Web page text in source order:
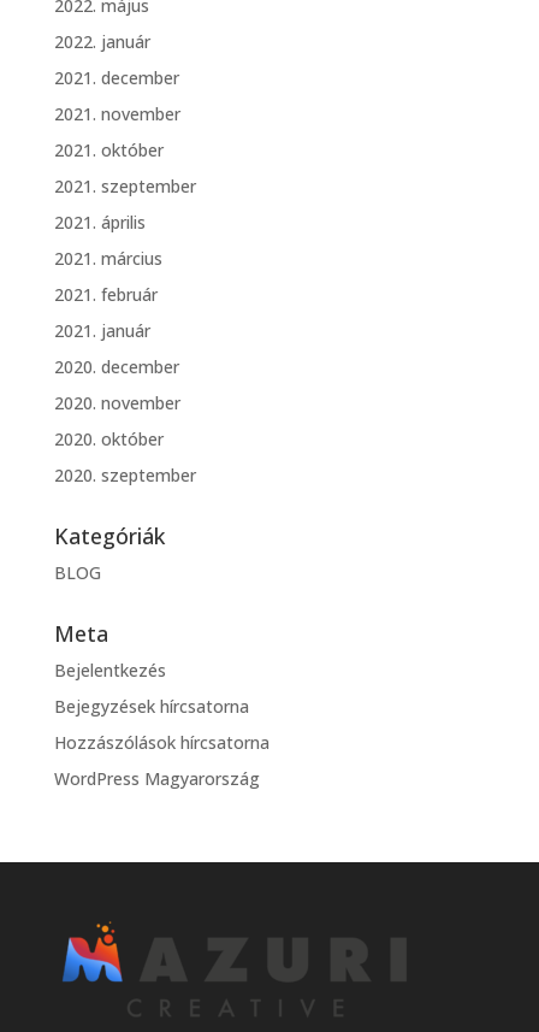
2022. május
2022. január
2021. december
2021. november
2021. október
2021. szeptember
2021. április
2021. március
2021. február
2021. január
2020. december
2020. november
2020. október
2020. szeptember
Kategóriák
BLOG
Meta
Bejelentkezés
Bejegyzések hírcsatorna
Hozzászólások hírcsatorna
WordPress Magyarország